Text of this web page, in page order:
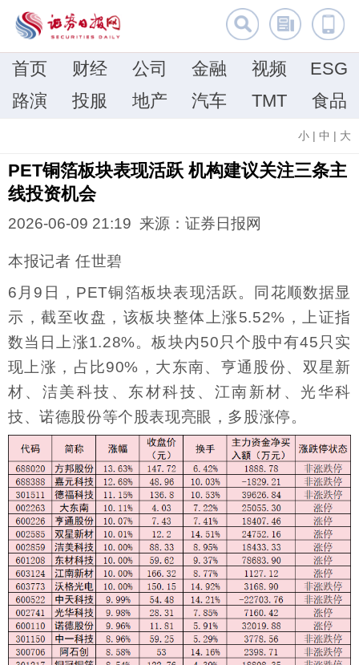
首页 财经 公司 金融 视频
ESG
路演
投服 地产 汽车 TMT 食品
小 | 中 | 大
PET铜箔板块表现活跃 机构建议关注三条主
线投资机会
2026-06-09 21:19 来源：证券日报网
本报记者 任世碧
6月9日，PET铜箔板块表现活跃。同花顺数据显
示，截至收盘，该板块整体上涨5.52%，上证指
数当日上涨1.28%。板块内50只个股中有45只实
现上涨，占比90%，大东南、亨通股份、双星新
材、洁美科技、东材科技、江南新材、光华科
技、诺德股份等个股表现亮眼，多股涨停。